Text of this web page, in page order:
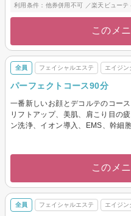
利用条件：他券併用不可 ／楽天ビューテ
このメ
全員 フェイシャルエステ エイジン
パーフェクトコース90分
一番新しいお顔とデコルテのコー
リフトアップ、美肌、肩こり目の
ン洗浄、イオン導入、EMS、幹細
このメ
全員 フェイシャルエステ エイジン